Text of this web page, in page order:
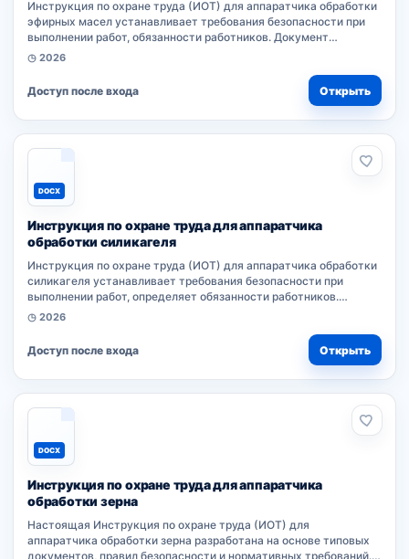
Инструкция по охране труда (ИОТ) для аппаратчика обработки
эфирных масел устанавливает требования безопасности при
выполнении работ, обязанности работников. Документ
разработан работодателем на основе нормативного акта
◷ 2026
Доступ после входа Открыть
DOCX
Инструкция по охране труда для аппаратчика
обработки силикагеля
Инструкция по охране труда (ИОТ) для аппаратчика обработки
силикагеля устанавливает требования безопасности при
выполнении работ, определяет обязанности работников.
Документ разработан работодателем на основе нормативного
◷ 2026
Доступ после входа Открыть
DOCX
Инструкция по охране труда для аппаратчика
обработки зерна
Настоящая Инструкция по охране труда (ИОТ) для
аппаратчика обработки зерна разработана на основе типовых
документов, правил безопасности и нормативных требований.